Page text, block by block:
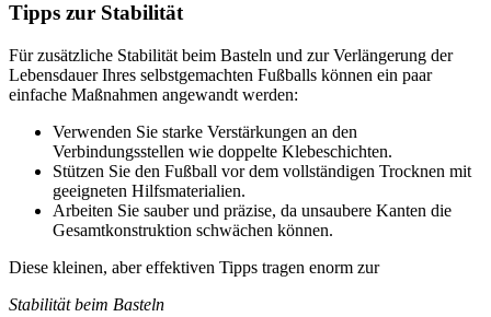
Tipps zur Stabilität
Für zusätzliche Stabilität beim Basteln und zur Verlängerung der
Lebensdauer Ihres selbstgemachten Fußballs können ein paar
einfache Maßnahmen angewandt werden:
Verwenden Sie starke Verstärkungen an den
Verbindungsstellen wie doppelte Klebeschichten.
Stützen Sie den Fußball vor dem vollständigen Trocknen mit
geeigneten Hilfsmaterialien.
Arbeiten Sie sauber und präzise, da unsaubere Kanten die
Gesamtkonstruktion schwächen können.
Diese kleinen, aber effektiven Tipps tragen enorm zur
Stabilität beim Basteln